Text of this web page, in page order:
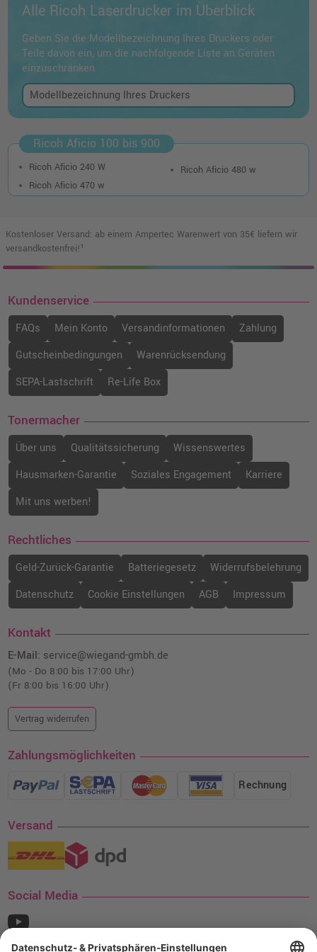
Alle Ricoh Laserdrucker im Überblick
Geben Sie die Modellbezeichnung Ihres Druckers oder
Teile davon ein, um die nachfolgende Liste an Geräten
einzuschränken
Ricoh Aficio 100 bis 900
Ricoh Aficio 240 W
Ricoh Aficio 470 w
Ricoh Aficio 480 w
Kostenloser Versand: ab einem Ampertec Warenwert von 35€ liefern wir
versandkostenfrei!¹
Kundenservice
FAQs Mein Konto Versandinformationen
Zahlung
Gutscheinbedingungen
Warenrücksendung
SEPA-Lastschrift
Re-Life Box
Tonermacher
Über uns Qualitätssicherung
Wissenswertes
Hausmarken-Garantie
Soziales Engagement
Karriere
Mit uns werben!
Rechtliches
Geld-Zurück-Garantie Batteriegesetz
Widerrufsbelehrung
Datenschutz
Cookie Einstellungen AGB Impressum
Kontakt
E-Mail: service@wiegand-gmbh.de
(Mo - Do 8:00 bis 17:00 Uhr)
(Fr 8:00 bis 16:00 Uhr)
Vertrag widerrufen
Zahlungsmöglichkeiten
Rechnung
Versand
Social Media